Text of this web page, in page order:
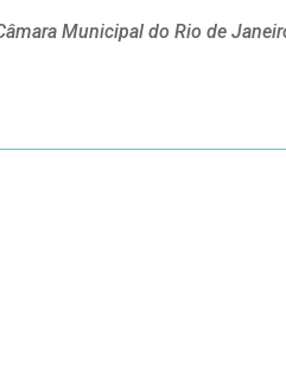
Municipal do Rio de